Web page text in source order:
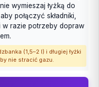
wymieszaj łyżką do
połączyć składniki,
w razie potrzeby dopraw
(1,5–2 l) i długiej łyżki
nie stracić gazu.